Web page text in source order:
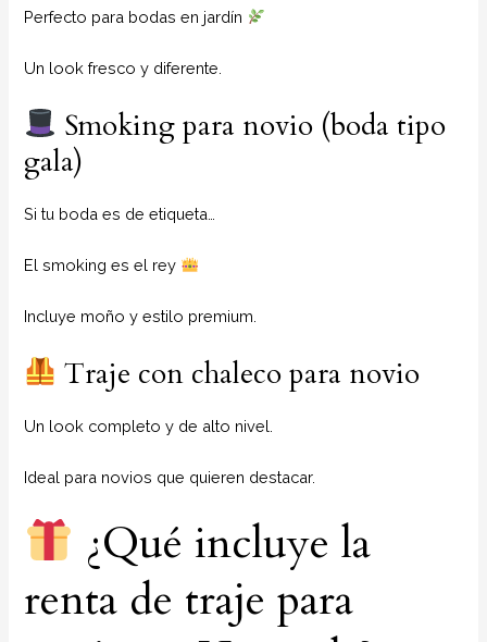
Perfecto para bodas en jardín
Un look fresco y diferente.
Smoking para novio (boda tipo
gala)
Si tu boda es de etiqueta…
El smoking es el rey
Incluye moño y estilo premium.
Traje con chaleco para novio
Un look completo y de alto nivel.
Ideal para novios que quieren destacar.
¿Qué incluye la
renta de traje para